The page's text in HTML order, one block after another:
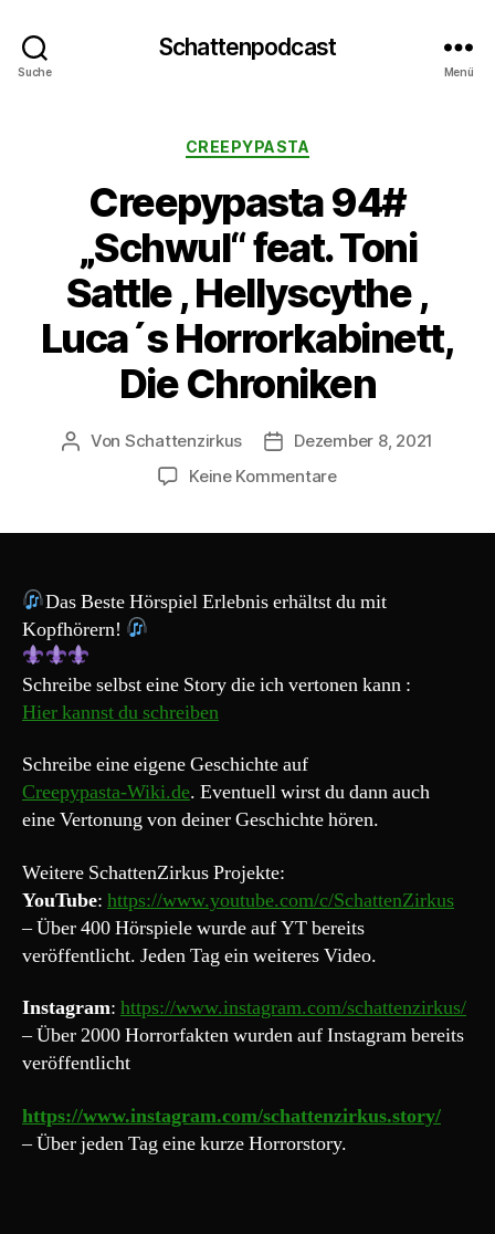
Suche
Schattenpodcast
Menü
Kategorien
CREEPYPASTA
Creepypasta 94#
„Schwul“ feat. Toni
Sattle , Hellyscythe ,
Luca´s Horrorkabinett,
Die Chroniken
Beitragsautor
Von Schattenzirkus Beitragsdatum
Dezember 8, 2021
Keine Kommentarezu
Toni
,
Die
Chroniken
Das Beste Hörspiel Erlebnis erhältst du mit
Kopfhörern!
Schreibe selbst eine Story die ich vertonen kann :
Hier kannst du schreiben
Schreibe eine eigene Geschichte auf
Creepypasta-Wiki.de. Eventuell wirst du dann auch
eine Vertonung von deiner Geschichte hören.
Weitere SchattenZirkus Projekte:
YouTube: https://www.youtube.com/c/SchattenZirkus
– Über 400 Hörspiele wurde auf YT bereits
veröffentlicht. Jeden Tag ein weiteres Video.
Instagram: https://www.instagram.com/schattenzirkus/
– Über 2000 Horrorfakten wurden auf Instagram bereits
veröffentlicht
https://www.instagram.com/schattenzirkus.story/
– Über jeden Tag eine kurze Horrorstory.